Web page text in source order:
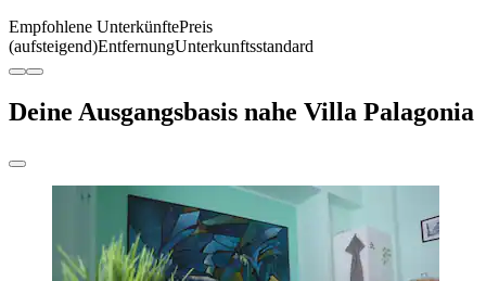
Empfohlene UnterkünftePreis
(aufsteigend)EntfernungUnterkunftsstandard
Deine Ausgangsbasis nahe Villa Palagonia